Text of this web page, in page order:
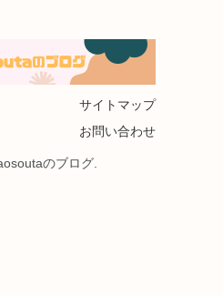
サイトマップ
お問い合わせ
のブログ.